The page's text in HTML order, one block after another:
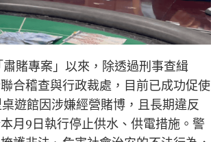
賭專案」以來，除透過刑事查緝
合稽查與行政裁處，目前已成功促使
遊館因涉嫌經營賭博，且長期違反
月9日執行停止供水、供電措施。警